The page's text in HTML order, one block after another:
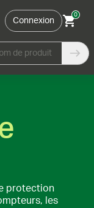
Connexion
0
de produit
protection
les